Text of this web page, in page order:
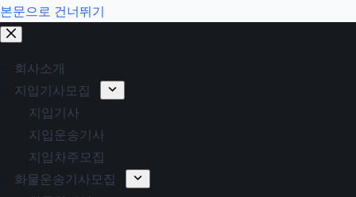
본문으로 건너뛰기
회사소개
지입기사모집
지입기사
지입운송기사
지입차주모집
화물운송기사모집